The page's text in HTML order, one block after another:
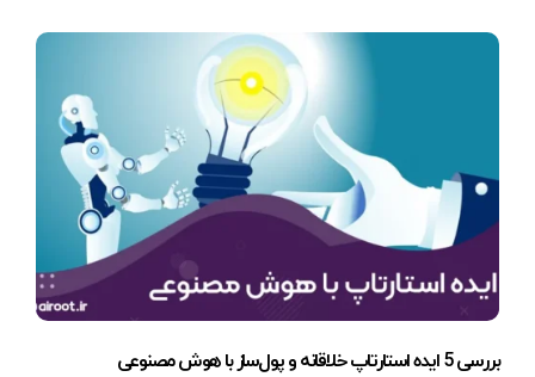
بررسی 5 ایده استارتاپ خلاقانه و پول‌ساز با هوش مصنوعی